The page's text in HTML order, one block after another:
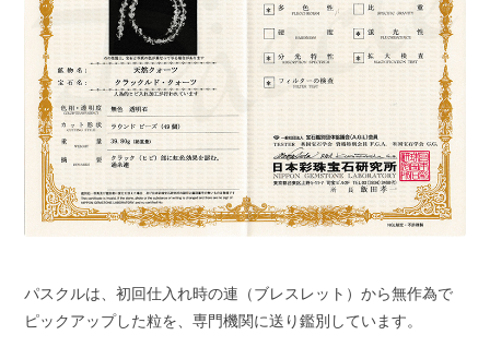
パスクルは、初回仕入れ時の連（ブレスレット）から無作為で
ピックアップした粒を、専門機関に送り鑑別しています。